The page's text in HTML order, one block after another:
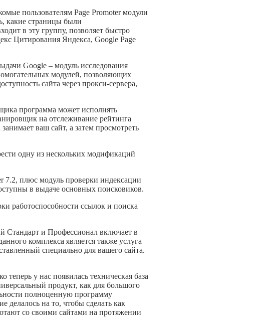
пользователям Page Promoter модули
какие страницы были
в эту группу, позволяет быстро
Цитирования Яндекса, Google Page
Google – модуль исследования
модулей, позволяющих
сайта через прокси-сервера,
программа может исполнять
на отслеживание рейтинга
ваш сайт, а затем просмотреть
одну из нескольких модификаций
7.2, плюс модуль проверки индексации
в выдаче основных поисковиков.
работоспособности ссылок и поиска
Стандарт и Профессионал включает в
комплекса является также услуга
специально для вашего сайта.
у нас появилась техническая база
продукт, как для большого
полноценную программу
делалось на то, чтобы сделать как
со своими сайтами на протяжении